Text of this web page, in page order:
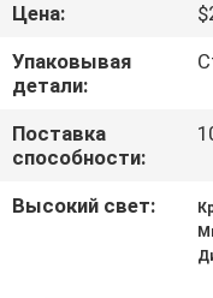
КОНТАКТ
США
НОВОСТИ
Цена:
Упаковывая
детали:
Поставка
способности:
Высокий свет: